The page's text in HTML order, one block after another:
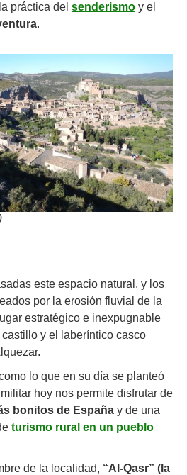
práctica del senderismo y el
.
este espacio natural, y los
por la erosión fluvial de la
estratégico e inexpugnable
y el laberíntico casco
lo que en su día se planteó
hoy nos permite disfrutar de
bonitos de España y de una
turismo rural en un pueblo
de la localidad, “Al-Qasr” (la